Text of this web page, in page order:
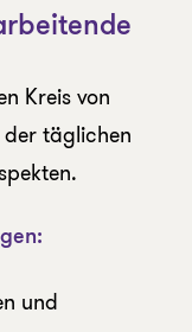
Kreis von
täglichen
und